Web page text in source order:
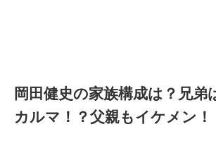
岡田健史の家族構成は？兄弟
カルマ！？父親もイケメン！